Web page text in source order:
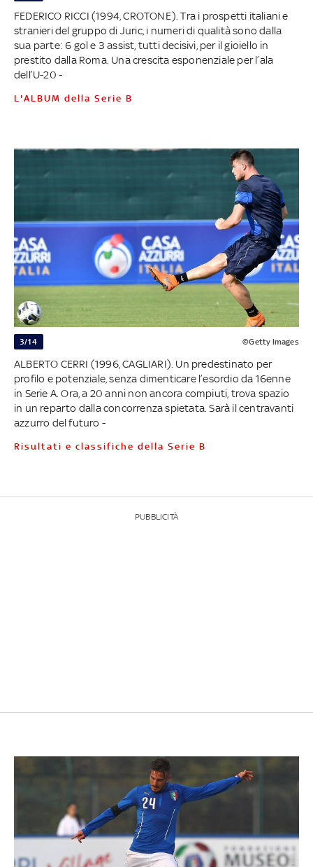
FEDERICO RICCI (1994, CROTONE). Tra i prospetti italiani e
stranieri del gruppo di Juric, i numeri di qualità sono dalla
sua parte: 6 gol e 3 assist, tutti decisivi, per il gioiello in
prestito dalla Roma. Una crescita esponenziale per l’ala
dell’U-20 -
L'ALBUM della Serie B
3/14 ©Getty Images
ALBERTO CERRI (1996, CAGLIARI). Un predestinato per
profilo e potenziale, senza dimenticare l’esordio da 16enne
in Serie A. Ora, a 20 anni non ancora compiuti, trova spazio
in un reparto dalla concorrenza spietata. Sarà il centravanti
azzurro del futuro -
Risultati e classifiche della Serie B
PUBBLICITÀ